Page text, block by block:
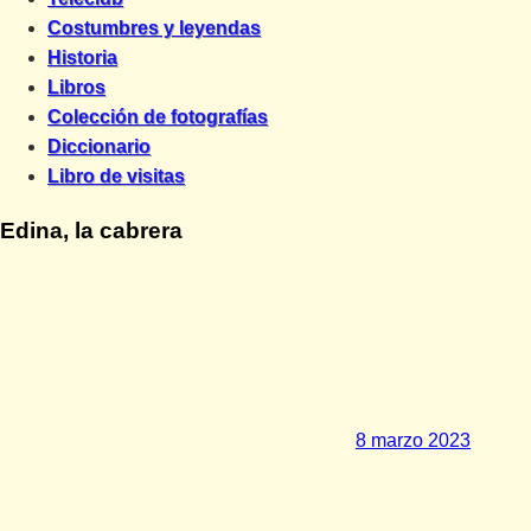
Costumbres y leyendas
Historia
Libros
Colección de fotografías
Diccionario
Libro de visitas
Edina, la cabrera
8 marzo 2023